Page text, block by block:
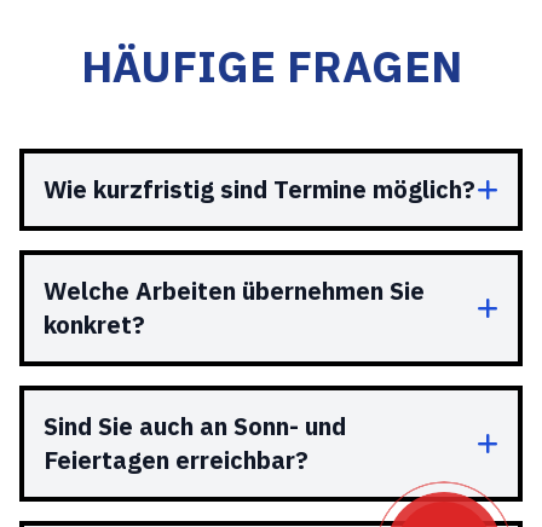
HÄUFIGE FRAGEN
Wie kurzfristig sind Termine möglich?
Welche Arbeiten übernehmen Sie
konkret?
Sind Sie auch an Sonn- und
Feiertagen erreichbar?